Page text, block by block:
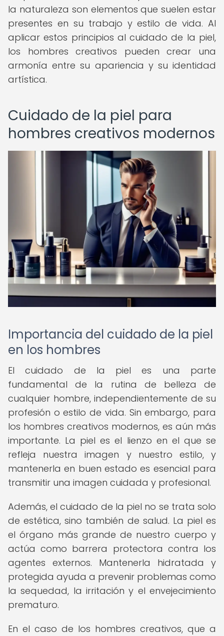
la naturaleza son elementos que suelen estar
presentes en su trabajo y estilo de vida. Al
aplicar estos principios al cuidado de la piel,
los hombres creativos pueden crear una
armonía entre su apariencia y su identidad
artística.
Cuidado de la piel para
hombres creativos modernos
Importancia del cuidado de la piel
en los hombres
El cuidado de la piel es una parte
fundamental de la rutina de belleza de
cualquier hombre, independientemente de su
profesión o estilo de vida. Sin embargo, para
los hombres creativos modernos, es aún más
importante. La piel es el lienzo en el que se
refleja nuestra imagen y nuestro estilo, y
mantenerla en buen estado es esencial para
transmitir una imagen cuidada y profesional.
Además, el cuidado de la piel no se trata solo
de estética, sino también de salud. La piel es
el órgano más grande de nuestro cuerpo y
actúa como barrera protectora contra los
agentes externos. Mantenerla hidratada y
protegida ayuda a prevenir problemas como
la sequedad, la irritación y el envejecimiento
prematuro.
En el caso de los hombres creativos, que a